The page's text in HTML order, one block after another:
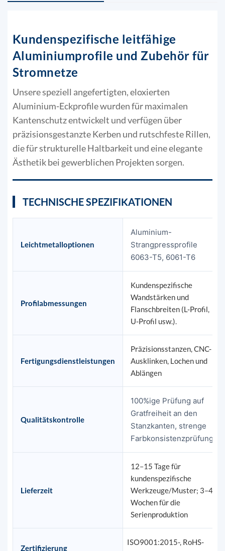
Kundenspezifische leitfähige
Aluminiumprofile und Zubehör für
Stromnetze
Unsere speziell angefertigten, eloxierten
Aluminium-Eckprofile wurden für maximalen
Kantenschutz entwickelt und verfügen über
präzisionsgestanzte Kerben und rutschfeste Rillen,
die für strukturelle Haltbarkeit und eine elegante
Ästhetik bei gewerblichen Projekten sorgen.
TECHNISCHE SPEZIFIKATIONEN
Leichtmetalloptionen
Aluminium-
Strangpressprofile
6063-T5, 6061-T6
Profilabmessungen
Kundenspezifische
Wandstärken und
Flanschbreiten (L-Profil,
U-Profil usw.).
Fertigungsdienstleistungen
Präzisionsstanzen, CNC-
Ausklinken, Lochen und
Ablängen
Qualitätskontrolle
100%ige Prüfung auf
Gratfreiheit an den
Stanzkanten, strenge
Farbkonsistenzprüfung
Lieferzeit
12–15 Tage für
kundenspezifische
Werkzeuge/Muster; 3–4
Wochen für die
Serienproduktion
Zertifizierung
ISO9001:2015-, RoHS-